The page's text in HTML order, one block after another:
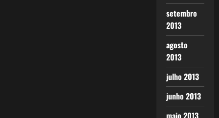
setembro
2013
agosto
2013
julho 2013
junho 2013
maio 2013